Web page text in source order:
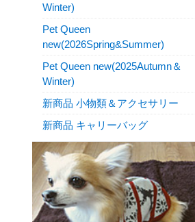
Winter)
Pet Queen
new(2026Spring&Summer)
Pet Queen new(2025Autumn＆
Winter)
新商品 小物類＆アクセサリー
新商品 キャリーバッグ